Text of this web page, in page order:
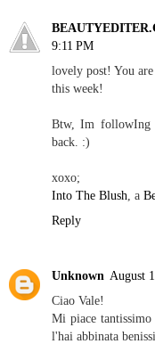
9:11 PM
lovely post! You
this week!
Btw, Im followIng
back. :)
xoxo;
Into The Blush , a
Reply
Unknown August
Ciao Vale!
Mi piace
l'hai abbinata